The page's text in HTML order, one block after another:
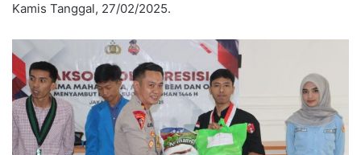
Kamis Tanggal, 27/02/2025.